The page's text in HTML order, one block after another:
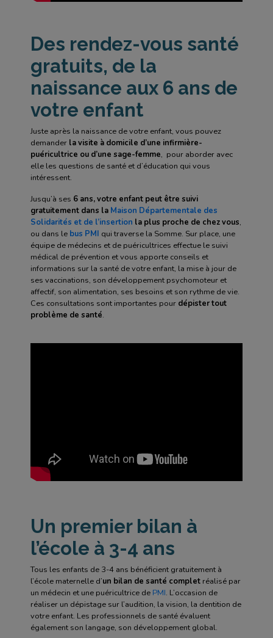
Des rendez-vous santé
gratuits, de la
naissance aux 6 ans de
votre enfant
Juste après la naissance de votre enfant, vous pouvez
demander la visite à domicile d’une infirmière-
puéricultrice ou d’une sage-femme, pour aborder avec
elle les questions de santé et d’éducation qui vous
intéressent.
Jusqu’à ses 6 ans, votre enfant peut être suivi
gratuitement dans la Maison Départementale des
Solidarités et de l’insertion la plus proche de chez vous,
ou dans le bus PMI qui traverse la Somme. Sur place, une
équipe de médecins et de puéricultrices effectue le suivi
médical de prévention et vous apporte conseils et
informations sur la santé de votre enfant, la mise à jour de
ses vaccinations, son développement psychomoteur et
affectif, son alimentation, ses besoins et son rythme de vie.
Ces consultations sont importantes pour dépister tout
problème de santé.
Un premier bilan à
l’école à 3-4 ans
Tous les enfants de 3-4 ans bénéficient gratuitement à
l’école maternelle d’un bilan de santé completréalisé par
un médecin et une puéricultrice de PMI. L’occasion de
réaliser un dépistage sur l’audition, la vision, la dentition de
votre enfant. Les professionnels de santé évaluent
également son langage, son développement global.